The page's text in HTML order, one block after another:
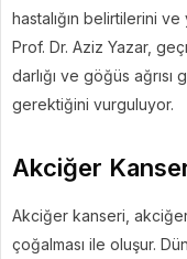
hastalığın belirtilerini
Prof. Dr. Aziz Yazar,
darlığı ve göğüs ağrısı
gerektiğini vurguluyor.
Akciğer
Akciğer kanseri,
çoğalması ile oluşur.